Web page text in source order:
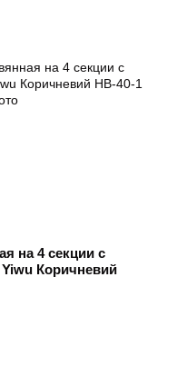
на 4 секции с
Коричневий